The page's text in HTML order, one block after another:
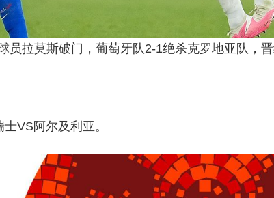
员拉莫斯破门，葡萄牙队2-1绝杀克罗地亚队，
VS阿尔及利亚。